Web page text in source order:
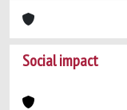
Social impact